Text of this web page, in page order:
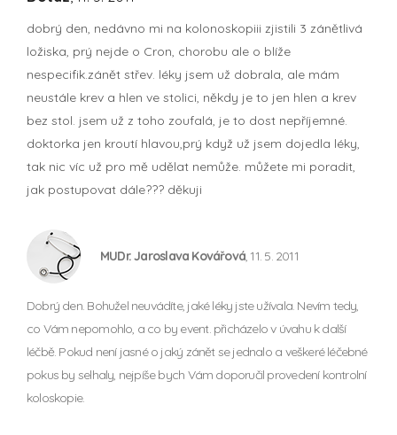
dobrý den, nedávno mi na kolonoskopiii zjistili 3 zánětlivá
ložiska, prý nejde o Cron, chorobu ale o blíže
nespecifik.zánět střev. léky jsem už dobrala, ale mám
neustále krev a hlen ve stolici, někdy je to jen hlen a krev
bez stol. jsem už z toho zoufalá, je to dost nepříjemné.
doktorka jen kroutí hlavou,prý když už jsem dojedla léky,
tak nic víc už pro mě udělat nemůže. můžete mi poradit,
jak postupovat dále??? děkuji
MUDr. Jaroslava Kovářová, 11. 5. 2011
Dobrý den. Bohužel neuvádíte, jaké léky jste užívala. Nevím tedy,
co Vám nepomohlo, a co by event. přicházelo v úvahu k další
léčbě. Pokud není jasné o jaký zánět se jednalo a veškeré léčebné
pokus by selhaly, nejpíše bych Vám doporučil provedení kontrolní
koloskopie.